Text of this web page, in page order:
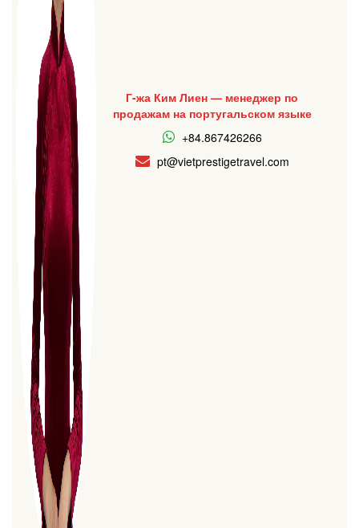
Г-жа Ким Лиен — менеджер по
продажам на португальском языке
+84.867426266
pt@vietprestigetravel.com